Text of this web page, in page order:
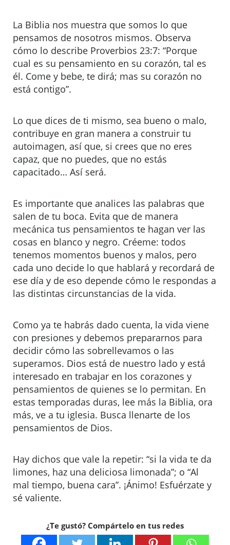
La Biblia nos muestra que somos lo que
pensamos de nosotros mismos. Observa
cómo lo describe Proverbios 23:7: “Porque
cual es su pensamiento en su corazón, tal es
él. Come y bebe, te dirá; mas su corazón no
está contigo”.
Lo que dices de ti mismo, sea bueno o malo,
contribuye en gran manera a construir tu
autoimagen, así que, si crees que no eres
capaz, que no puedes, que no estás
capacitado… Así será.
Es importante que analices las palabras que
salen de tu boca. Evita que de manera
mecánica tus pensamientos te hagan ver las
cosas en blanco y negro. Créeme: todos
tenemos momentos buenos y malos, pero
cada uno decide lo que hablará y recordará de
ese día y de eso depende cómo le respondas a
las distintas circunstancias de la vida.
Como ya te habrás dado cuenta, la vida viene
con presiones y debemos prepararnos para
decidir cómo las sobrellevamos o las
superamos. Dios está de nuestro lado y está
interesado en trabajar en los corazones y
pensamientos de quienes se lo permitan. En
estas temporadas duras, lee más la Biblia, ora
más, ve a tu iglesia. Busca llenarte de los
pensamientos de Dios.
Hay dichos que vale la repetir: “si la vida te da
limones, haz una deliciosa limonada”; o “Al
mal tiempo, buena cara”. ¡Ánimo! Esfuérzate y
sé valiente.
¿Te gustó? Compártelo en tus redes